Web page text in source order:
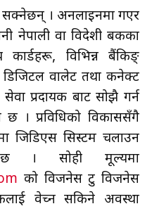
सक्नेछन् । अनलाइनमा गएर
नेपाली वा विदेशी बैँकका
कार्डहरू, विभिन्न बैंकिङ्
वालेट तथा कनेक्ट
प्रदायक बाट सोझै गर्न
छ । प्रविधिको विकाससँगै
जिडिएस सिस्टम चलाउन
। सोही मूल्यमा
को विजनेस टु विजनेस
वेच्न सकिने अवस्था